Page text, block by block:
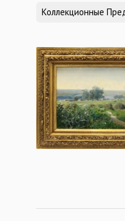
Коллекционные